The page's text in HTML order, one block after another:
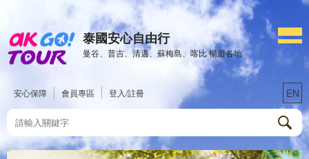
泰國安心自由行
曼谷、普吉、清邁、蘇梅島、喀比 暢遊各地
安心保障 會員專區 登入/註冊 EN